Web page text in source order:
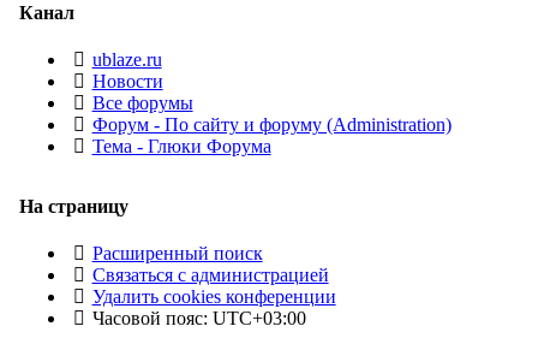
Канал
ublaze.ru
Новости
Все форумы
Форум - По сайту и форуму (Administration)
Тема - Глюки Форума
На страницу
Расширенный поиск
Связаться с администрацией
Удалить cookies конференции
Часовой пояс: UTC+03:00